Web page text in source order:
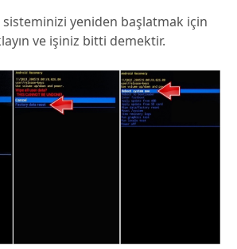
sisteminizi yeniden başlatmak için
ve işiniz bitti demektir.